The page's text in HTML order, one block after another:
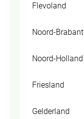
Flevoland
Noord-Brabant
Noord-Holland
Friesland
Gelderland